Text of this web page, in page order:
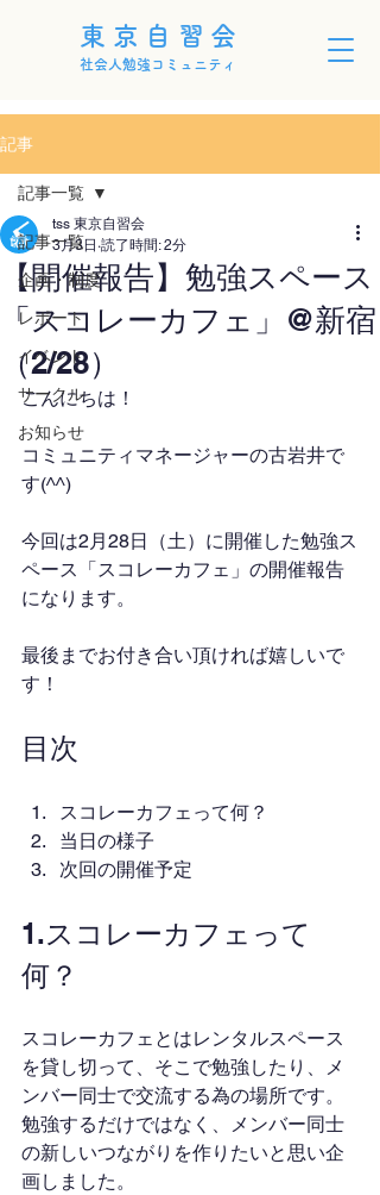
東京自習会
社会人勉強コミュニティ
記事
記事一覧
企画・制度
レポート
イベント
サークル
お知らせ
記事一覧
【開催報告】勉強スペース
「スコレーカフェ」@新宿
（2/28）
tss 東京自習会
3月3日 読了時間: 2分
こんにちは！
コミュニティマネージャーの古岩井で
す(^^)
今回は2月28日（土）に開催した勉強ス
ペース「スコレーカフェ」の開催報告
になります。
最後までお付き合い頂ければ嬉しいで
す！
目次
スコレーカフェって何？
当日の様子
次回の開催予定
1.スコレーカフェって
何？
スコレーカフェとはレンタルスペース
を貸し切って、そこで勉強したり、メ
ンバー同士で交流する為の場所です。
勉強するだけではなく、メンバー同士
の新しいつながりを作りたいと思い企
画しました。